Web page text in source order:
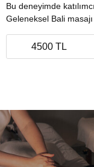
Bu deneyimde
Geleneksel Bali masajı
4500 TL